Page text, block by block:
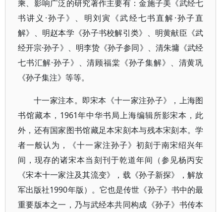
乘、影响广泛的研究著作主要有：金施子美《武经七
书讲义·孙子》、明刘寅《武经七书直解·孙子直
解》、明赵本学《孙子书校解引类》、明黄献臣《武
经开宗·孙子》、明李贽《孙子参同》、清朱墉《武经
七书汇解·孙子》、清顾福棠《孙子集解》、清黄巩
《孙子集注》等等。
十一家注本。即宋本《十一家注孙子》，上海图
书馆藏本，1961年中华书局上海编辑所影宋本，此
外，还有国家图书馆藏足本宋刻本与残本宋刻本。学
者一般认为，《十一家注孙子》初刻于南宋绍兴年
间，现存的诸宋本当刻刊于乾道年间（参见杨丙安
《宋本十一家注及其流变》，载《孙子新探》，解放
军出版社1990年版）。它也是传世《孙子》书中的最
重要版本之一，乃与武经本共同构成《孙子》书传本